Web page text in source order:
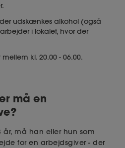
udskænkes alkohol (også
i lokalet, hvor der
kl. 20.00 - 06.00.
må en
år, må han eller hun som
for en arbejdsgiver - der